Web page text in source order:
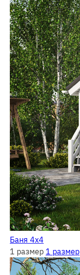
Баня 4х4
1 размер 1 размер